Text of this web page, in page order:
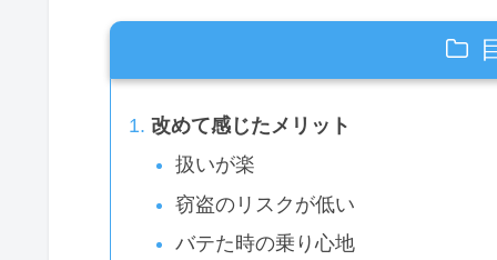
改めて感じたメリット
扱いが楽
窃盗のリスクが低い
バテた時の乗り心地